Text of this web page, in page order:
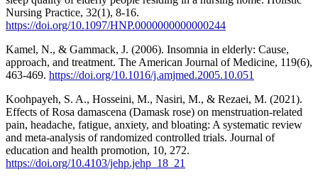
Nursing Practice, 32(1), 8-16.
https://doi.org/10.1097/HNP.0000000000000244
Kamel, N., & Gammack, J. (2006). Insomnia in elderly: Cause,
approach, and treatment. The American Journal of Medicine, 119(6),
463-469. https://doi.org/10.1016/j.amjmed.2005.10.051
Koohpayeh, S. A., Hosseini, M., Nasiri, M., & Rezaei, M. (2021).
Effects of Rosa damascena (Damask rose) on menstruation-related
pain, headache, fatigue, anxiety, and bloating: A systematic review
and meta-analysis of randomized controlled trials. Journal of
education and health promotion, 10, 272.
https://doi.org/10.4103/jehp.jehp_18_21